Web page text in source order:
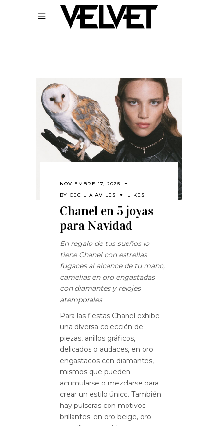
NOVIEMBRE 17, 2025
BY CECILIA AVILES LIKES
Chanel en 5 joyas
para Navidad
En regalo de tus sueños lo
tiene Chanel con estrellas
fugaces al alcance de tu mano,
camelias en oro engastadas
con diamantes y relojes
atemporales
Para las fiestas Chanel exhibe
una diversa colección de
piezas, anillos gráficos,
delicados o audaces, en oro
engastados con diamantes,
mismos que pueden
acumularse o mezclarse para
crear un estilo único. También
hay pulseras con motivos
brillantes, en oro beige, oro